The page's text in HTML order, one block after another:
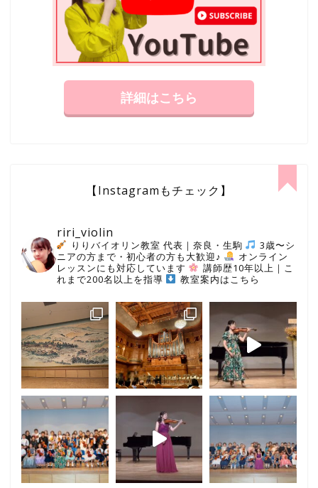
詳細はこちら
【Instagramもチェック】
riri_violin
りりバイオリン教室 代表｜奈良・生駒
3歳〜シ
ニアの方まで・初心者の方も大歓迎♪
オンライン
レッスンにも対応しています
講師歴10年以上｜こ
れまで200名以上を指導
教室案内はこちら